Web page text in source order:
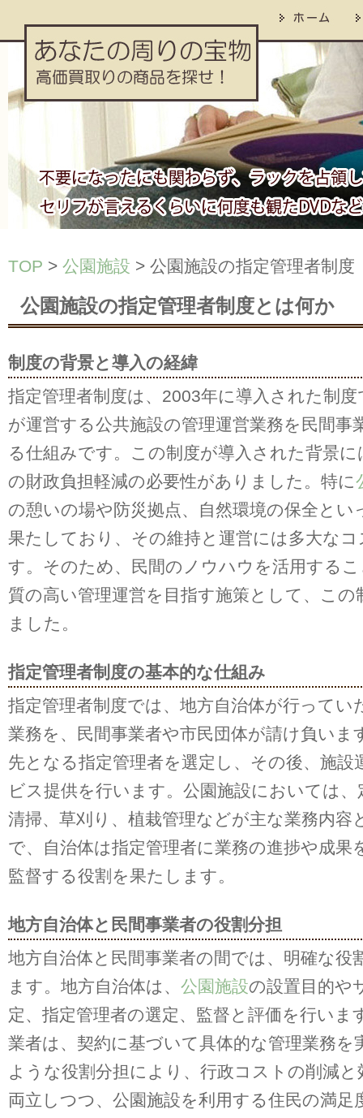
TOP > 公園施設 > 公園施設の指定管理者制度
公園施設の指定管理者制度とは何か
制度の背景と導入の経緯
指定管理者制度は、2003年に導入された制度
が運営する公共施設の管理運営業務を民間事
る仕組みです。この制度が導入された背景に
の財政負担軽減の必要性がありました。特に
の憩いの場や防災拠点、自然環境の保全とい
果たしており、その維持と運営には多大な
す。そのため、民間のノウハウを活用する
質の高い管理運営を目指す施策として、この
ました。
指定管理者制度の基本的な仕組み
指定管理者制度では、地方自治体が行ってい
業務を、民間事業者や市民団体が請け負いま
先となる指定管理者を選定し、その後、施設
ビス提供を行います。公園施設においては、
清掃、草刈り、植栽管理などが主な業務内容
で、自治体は指定管理者に業務の進捗や成果
監督する役割を果たします。
地方自治体と民間事業者の役割分担
地方自治体と民間事業者の間では、明確な役
ます。地方自治体は、 公園施設の設置目的や
定、指定管理者の選定、監督と評価を行いま
業者は、契約に基づいて具体的な管理業務を
ような役割分担により、行政コストの削減と
両立しつつ、公園施設を利用する住民の満足